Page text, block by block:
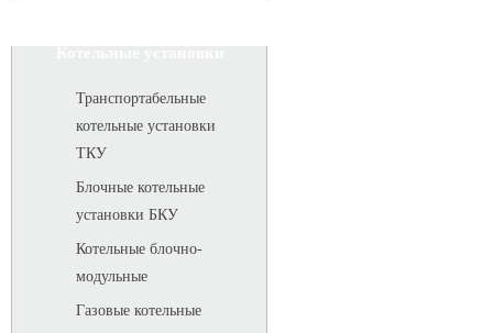
Транспортабельные
котельные установки
ТКУ
Блочные котельные
установки БКУ
Котельные блочно-
модульные
Газовые котельные